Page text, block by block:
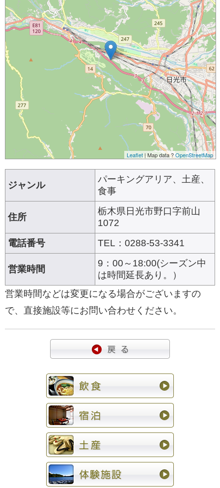
Leaflet | Map data ?OpenStreetMap
ジャンル
パーキングアリア、土産、
食事
住所
栃木県日光市野口字前山
1072
電話番号
TEL：0288-53-3341
営業時間
9：00～18:00(シーズン中
は時間延長あり。）
営業時間などは変更になる場合がございますの
で、直接施設等にお問い合わせください。